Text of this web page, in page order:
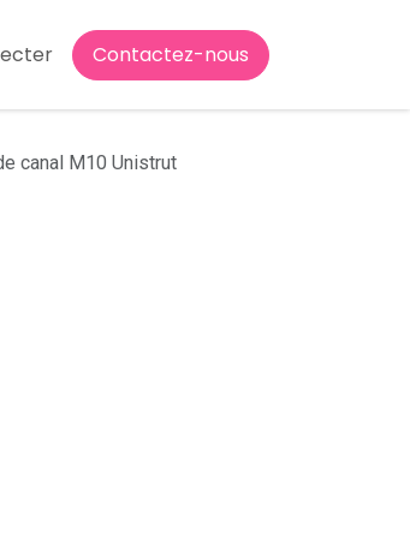
Contactez-nous
canal M10 Unistrut